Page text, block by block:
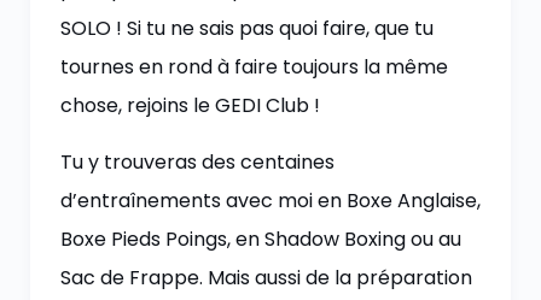
SOLO ! Si tu ne sais pas quoi faire, que tu
tournes en rond à faire toujours la même
chose, rejoins le GEDI Club !
Tu y trouveras des centaines
d’entraînements avec moi en Boxe Anglaise,
Boxe Pieds Poings, en Shadow Boxing ou au
Sac de Frappe. Mais aussi de la préparation